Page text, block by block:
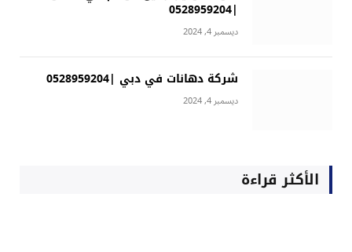
|0528959204
ديسمبر 4, 2024
شركة دهانات في دبي |0528959204
ديسمبر 4, 2024
الأكثر قراءة